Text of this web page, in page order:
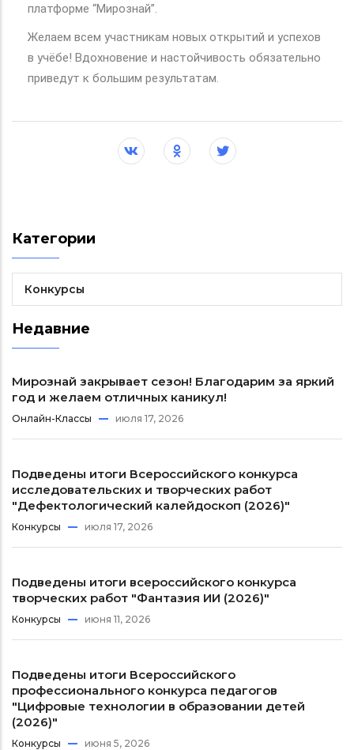
платформе “Мирознай”.
Желаем всем участникам новых открытий и успехов
в учёбе! Вдохновение и настойчивость обязательно
приведут к большим результатам.
Категории
Конкурсы
Недавние
Мирознай закрывает сезон! Благодарим за яркий
год и желаем отличных каникул!
Онлайн-Классы июля 17, 2026
Подведены итоги Всероссийского конкурса
исследовательских и творческих работ
"Дефектологический калейдоскоп (2026)"
Конкурсы июля 17, 2026
Подведены итоги всероссийского конкурса
творческих работ "Фантазия ИИ (2026)"
Конкурсы июня 11, 2026
Подведены итоги Всероссийского
профессионального конкурса педагогов
"Цифровые технологии в образовании детей
(2026)"
Конкурсы июня 5, 2026